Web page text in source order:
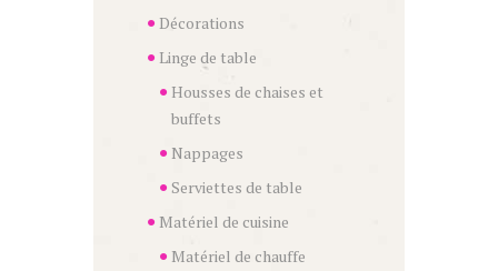
Décorations
Linge de table
Housses de chaises et
buffets
Nappages
Serviettes de table
Matériel de cuisine
Matériel de chauffe